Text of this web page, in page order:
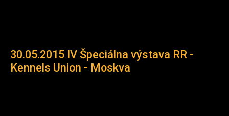
30.05.2015 IV Špeciálna výstava RR -
Kennels Union - Moskva